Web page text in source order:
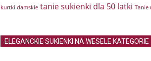
kurtki damskie tanie sukienki dla 50 latki Tanie
ELEGANCKIE SUKIENKI NA WESELE KATEGORIE